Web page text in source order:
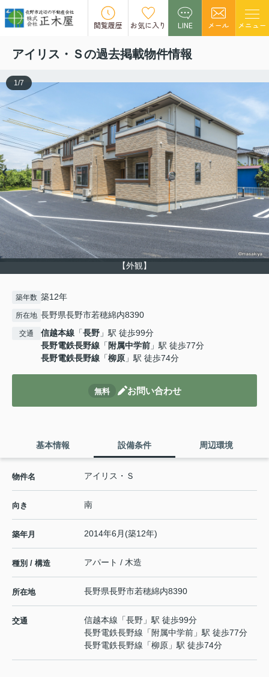
閲覧履歴 お気に入り LINE メール メニュー
この物件の募集は終了しました。
アイリス・Ｓの過去掲載物件情報
【外観】
1/7
築年数 築12年
所在地 長野県長野市若穂綿内8390
交通 信越本線 「長野 」駅 徒歩99分
長野電鉄長野線 「 附属中学前 」駅 徒歩77分
長野電鉄長野線 「柳原 」駅 徒歩74分
無料 お問い合わせ
基本情報 設備条件 周辺環境
物件名 アイリス・Ｓ
向き 南
築年月 2014年6月(築12年)
種別 / 構造 アパート / 木造
所在地 長野県長野市若穂綿内8390
交通 信越本線 「長野 」駅 徒歩99分
長野電鉄長野線 「 附属中学前 」駅 徒歩77分
長野電鉄長野線 「柳原 」駅 徒歩74分